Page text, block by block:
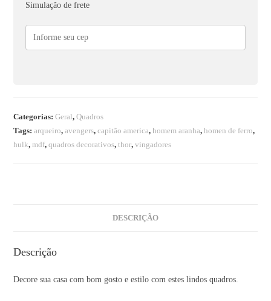
Simulação de frete
Categorias:Geral,Quadros
Tags:arqueiro,avengers,capitão america,homem aranha,homen de ferro,
hulk,mdf,quadros decorativos,thor,vingadores
DESCRIÇÃO
Descrição
Decore sua casa com bom gosto e estilo com estes lindos quadros.